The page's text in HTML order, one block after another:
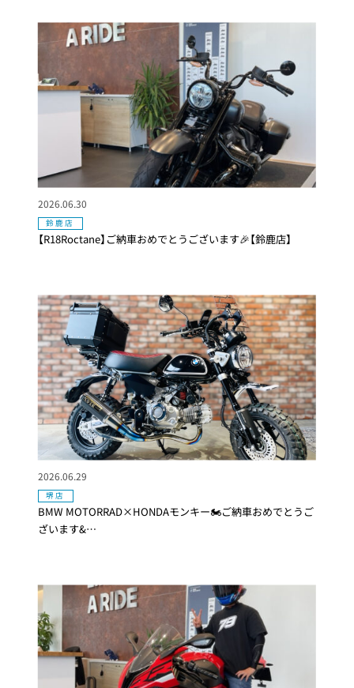
【R18Roctane】ご納車おめでとうございます🎉【鈴鹿店】
2026.06.30
鈴鹿店
BMW MOTORRAD×HONDAモンキー🏍ご納車おめでとうご
ざいます&…
2026.06.29
堺店